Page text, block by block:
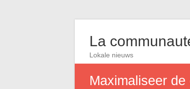
La
Lokale nieuws
Maximaliseer